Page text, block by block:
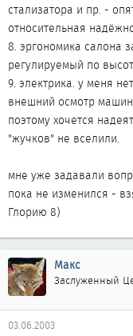
стализатора и пр. -
относительная
8. эргономика салона
регулируемый по
9. электрика. у меня
внешний осмотр
поэтому хочется
"жучков" не вселили.
мне уже задавали
пока не изменился -
Глорию 8)
Макс
Заслуженный
03.06.2003